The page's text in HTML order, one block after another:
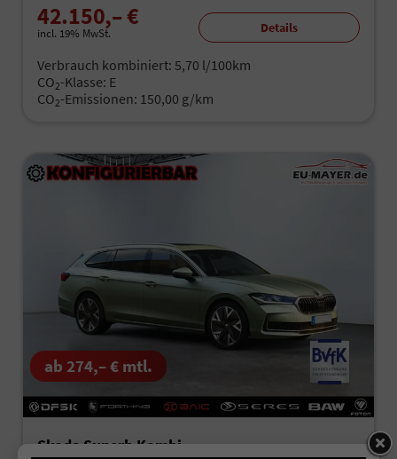
42.150,– €
incl. 19% MwSt. Details
Verbrauch kombiniert: 5,70 l/100km
CO2-Klasse: E
CO2-Emissionen: 150,00 g/km
ab 274,– € mtl.
Skoda Superb Kombi